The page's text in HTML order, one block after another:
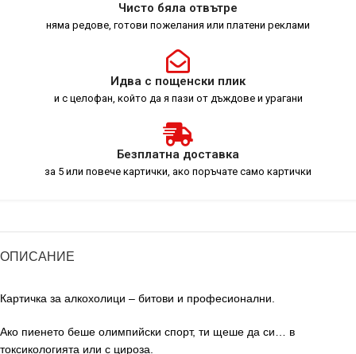
Чисто бяла отвътре
няма редове, готови пожелания или платени реклами
Идва с пощенски плик
и с целофан, който да я пази от дъждове и урагани
Безплатна доставка
за 5 или повече картички, ако поръчате само картички
ОПИСАНИЕ
Картичка за алкохолици – битови и професионални.
Ако пиенето беше олимпийски спорт, ти щеше да си… в
токсикологията или с цироза.